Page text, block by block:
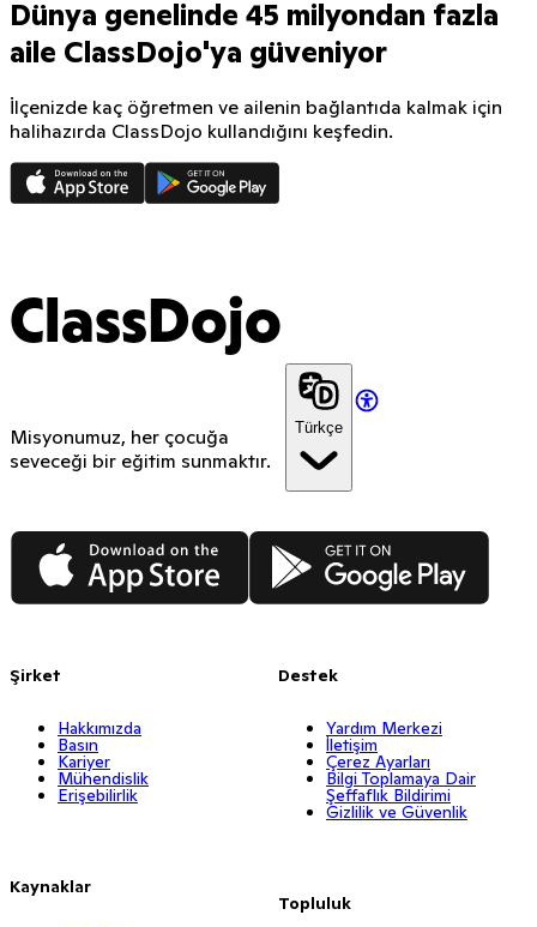
Dünya genelinde 45 milyondan fazla
aile ClassDojo'ya güveniyor
İlçenizde kaç öğretmen ve ailenin bağlantıda kalmak için
halihazırda ClassDojo kullandığını keşfedin.
ClassDojo
Misyonumuz, her çocuğa
seveceği bir eğitim sunmaktır.
Türkçe
App Store Google Play
Şirket
Hakkımızda
Basın
Kariyer
Mühendislik
Erişebilirlik
Kaynaklar
Destek
Yardım Merkezi
İletişim
Çerez Ayarları
Bilgi Toplamaya Dair
Şeffaflık Bildirimi
Gizlilik ve Güvenlik
Topluluk